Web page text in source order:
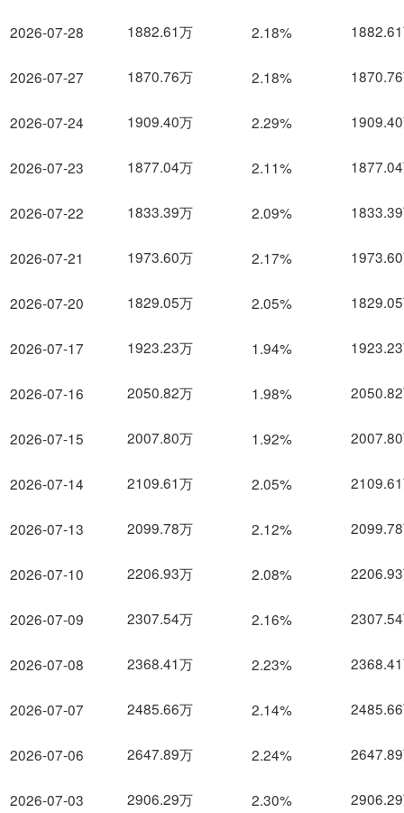
2026-07-28
2026-07-27
2026-07-24
2026-07-23
2026-07-22
2026-07-21
2026-07-20
2026-07-17
2026-07-16
2026-07-15
2026-07-14
2026-07-13
2026-07-10
2026-07-09
2026-07-08
2026-07-07
2026-07-06
2026-07-03
1882.61万 2.18%
1870.76万 2.18%
1909.40万 2.29%
1877.04万 2.11%
1833.39万 2.09%
1973.60万 2.17%
1829.05万 2.05%
1923.23万 1.94%
2050.82万 1.98%
2007.80万 1.92%
2109.61万 2.05%
2099.78万 2.12%
2206.93万 2.08%
2307.54万 2.16%
2368.41万 2.23%
2485.66万 2.14%
2647.89万 2.24%
2906.29万 2.30%